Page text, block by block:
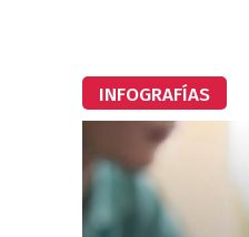
INFOGRAFÍAS